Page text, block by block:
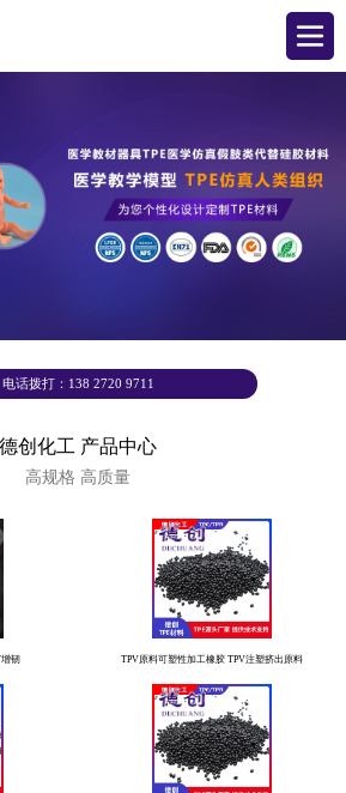
电话拨打：138 2720 9711
德创化工 产品中心
高规格 高质量
韧 TPV原料可塑性加工橡胶 TPV注塑挤出原料